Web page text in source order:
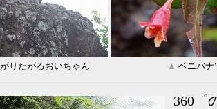
りたがるおいちゃん ▲ ベニバナ
360゜